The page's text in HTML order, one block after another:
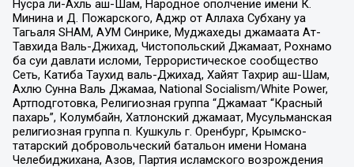
Нусра ли-Ахль аш-Шам, Народное ополчение имени К.
Минина и Д. Пожарского, Аджр от Аллаха Субхану уа
Тагьаля SHAM, АУМ Синрике, Муджахеды джамаата Ат-
Тавхида Валь-Джихад, Чистопольский Джамаат, Рохнамо
ба суи давлати исломи, Террористическое сообщество
Сеть, Катиба Таухид валь-Джихад, Хайят Тахрир аш-Шам,
Ахлю Сунна Валь Джамаа, National Socialism/White Power,
Артподготовка, Религиозная группа “Джамаат “Красный
пахарь”, Колумбайн, Хатлонский джамаат, Мусульманская
религиозная группа п. Кушкуль г. Оренбург, Крымско-
татарский добровольческий батальон имени Номана
Челебиджихана, Азов, Партия исламского возрождения